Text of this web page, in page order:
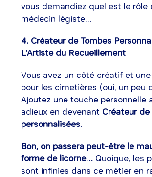
vous demandiez quel est le rôle
médecin légiste…
4. Créateur de Tombes
L'Artiste du Recueillement
Vous avez un côté créatif et
pour les cimetières (oui, un peu
Ajoutez une touche personnelle
adieux en devenant Créateur de
personnalisées.
Bon, on passera peut-être le
forme de licorne…Quoique, les
sont infinies dans ce métier en